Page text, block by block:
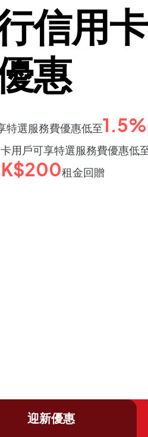
信用
惠
特選服務費優惠低至1.5%
用戶可享特選服務費優惠低
租金回贈
迎新優惠